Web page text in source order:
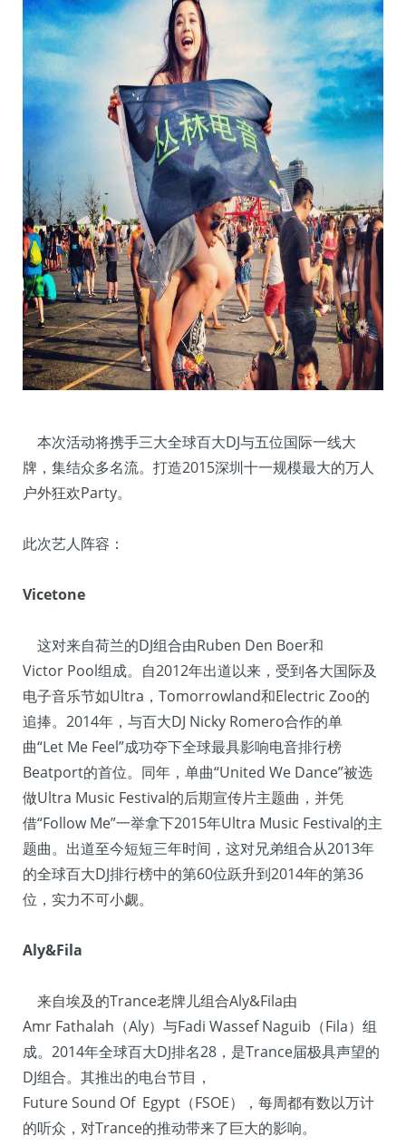
本次活动将携手三大全球百大DJ与五位国际一线大
牌，集结众多名流。打造2015深圳十一规模最大的万人
户外狂欢Party。
此次艺人阵容：
Vicetone
这对来自荷兰的DJ组合由Ruben Den Boer和
Victor Pool组成。自2012年出道以来，受到各大国际及
电子音乐节如Ultra，Tomorrowland和Electric Zoo的
追捧。2014年，与百大DJ Nicky Romero合作的单
曲“Let Me Feel”成功夺下全球最具影响电音排行榜
Beatport的首位。同年，单曲“United We Dance”被选
做Ultra Music Festival的后期宣传片主题曲，并凭
借“Follow Me”一举拿下2015年Ultra Music Festival的主
题曲。出道至今短短三年时间，这对兄弟组合从2013年
的全球百大DJ排行榜中的第60位跃升到2014年的第36
位，实力不可小觑。
Aly&Fila
来自埃及的Trance老牌儿组合Aly&Fila由
Amr Fathalah（Aly）与Fadi Wassef Naguib（Fila）组
成。2014年全球百大DJ排名28，是Trance届极具声望的
DJ组合。其推出的电台节目，
Future Sound Of Egypt（FSOE），每周都有数以万计
的听众，对Trance的推动带来了巨大的影响。